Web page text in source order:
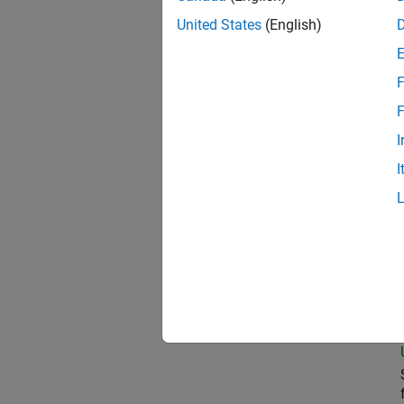
United States (English)